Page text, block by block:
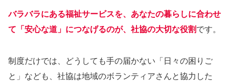
バラバラにある福祉サービスを、あなたの暮らしに合わせ
て「安心な道」につなげるのが、社協の大切な役割です。
制度だけでは、どうしても手の届かない「日々の困りご
と」なども、社協は地域のボランティアさんと協力した